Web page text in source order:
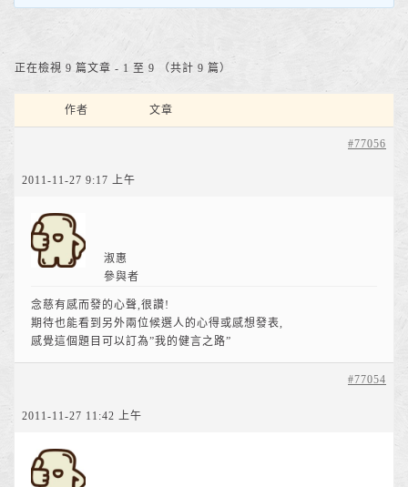
正在檢視 9 篇文章 - 1 至 9 （共計 9 篇）
作者 文章
2011-11-27 9:17 上午
#77056
淑惠
參與者
念慈有感而發的心聲,很讚!
期待也能看到另外兩位候選人的心得或感想發表,
感覺這個題目可以訂為”我的健言之路”
2011-11-27 11:42 上午
#77054